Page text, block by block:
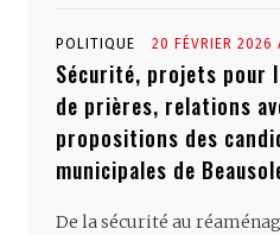
POLITIQUE 20 FÉVRIER 2026
Sécurité, projets pour
de prières, relations
propositions des
municipales de
De la sécurité au